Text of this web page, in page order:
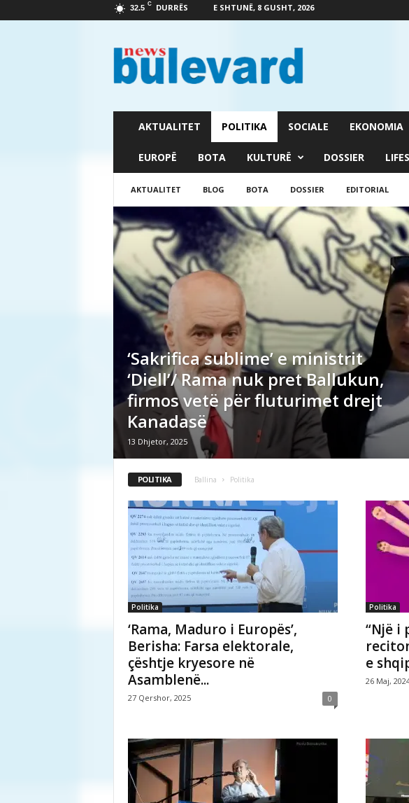
32.5 C DURRËS E SHTUNË, 8 GUSHT, 2026
a
r
d
AKTUALITET POLITIKA SOCIALE EKONOMIA
EUROPË BOTA KULTURË DOSSIER
AKTUALITET BLOG BOTA DOSSIER EDITORIAL
‘Sakrifica sublime’ e ministrit
‘Diell’/ Rama nuk pret Ballukun,
firmos vetë për fluturimet drejt
Kanadasë
13 Dhjetor, 2025
POLITIKA Ballina Politika
Politika
‘Rama, Maduro i Europës’,
Berisha: Farsa elektorale,
çështje kryesore në
Asamblenë...
27 Qershor, 2025 0
Politika
“Një i
e
26 Maj,